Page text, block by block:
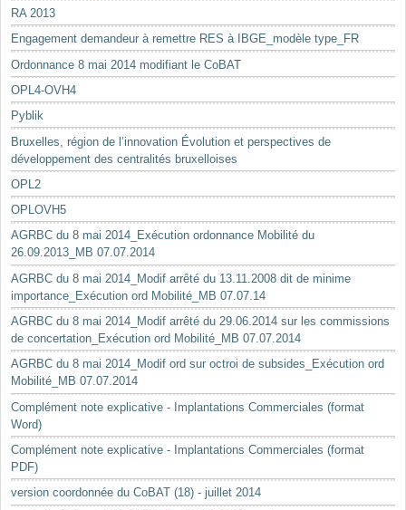
RA 2013
Engagement demandeur à remettre RES à IBGE_modèle type_FR
Ordonnance 8 mai 2014 modifiant le CoBAT
OPL4-OVH4
Pyblik
Bruxelles, région de l’innovation Évolution et perspectives de
développement des centralités bruxelloises
OPL2
OPLOVH5
AGRBC du 8 mai 2014_Exécution ordonnance Mobilité du
26.09.2013_MB 07.07.2014
AGRBC du 8 mai 2014_Modif arrêté du 13.11.2008 dit de minime
importance_Exécution ord Mobilité_MB 07.07.14
AGRBC du 8 mai 2014_Modif arrêté du 29.06.2014 sur les commissions
de concertation_Exécution ord Mobilité_MB 07.07.2014
AGRBC du 8 mai 2014_Modif ord sur octroi de subsides_Exécution ord
Mobilité_MB 07.07.2014
Complément note explicative - Implantations Commerciales (format
Word)
Complément note explicative - Implantations Commerciales (format
PDF)
version coordonnée du CoBAT (18) - juillet 2014